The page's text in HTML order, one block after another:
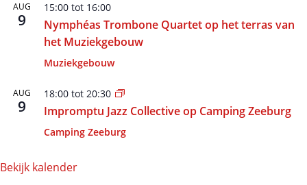
AUG
9
15:00 tot 16:00
Nymphéas Trombone Quartet op het terras van
het Muziekgebouw
Muziekgebouw
AUG
9
18:00 tot 20:30
Impromptu Jazz Collective op Camping Zeeburg
Camping Zeeburg
Bekijk kalender